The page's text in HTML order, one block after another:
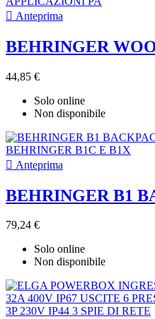
 Anteprima
BEHRINGER
44,85 €
Solo online
Non disponibile
 Anteprima
BEHRINGER B1
79,24 €
Solo online
Non disponibile